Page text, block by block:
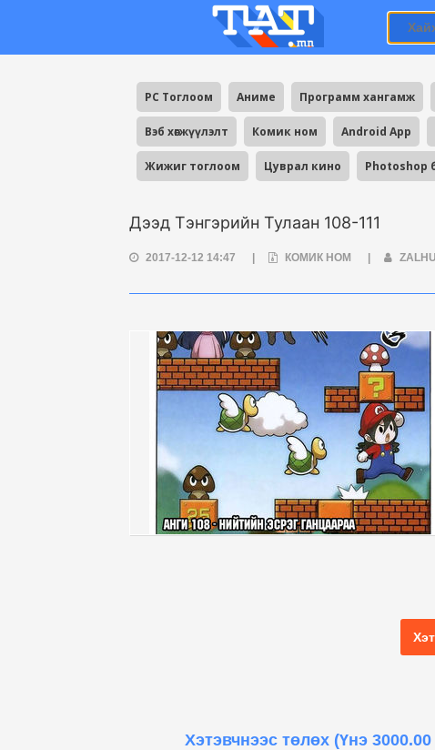
PC Тоглоом Аниме Программ хангамж
Вэб хөгжүүлэлт Комик ном Android App
Жижиг тоглоом Цуврал кино Photoshop
Дээд Тэнгэрийн Тулаан 108-111
2017-12-12 14:47 КОМИК НОМ
Хэтэвчнээс төлөх (Үнэ 3000.00